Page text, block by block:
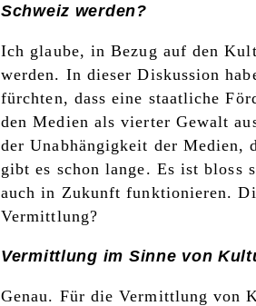
Schweiz werden?
Ich glaube, in Bezug auf den
werden. In dieser Diskussion
fürchten, dass eine staatliche
den Medien als vierter Gewalt
der Unabhängigkeit der Medien,
gibt es schon lange. Es ist
auch in Zukunft funktionieren.
Vermittlung?
Vermittlung im Sinne von
Genau. Für die Vermittlung von